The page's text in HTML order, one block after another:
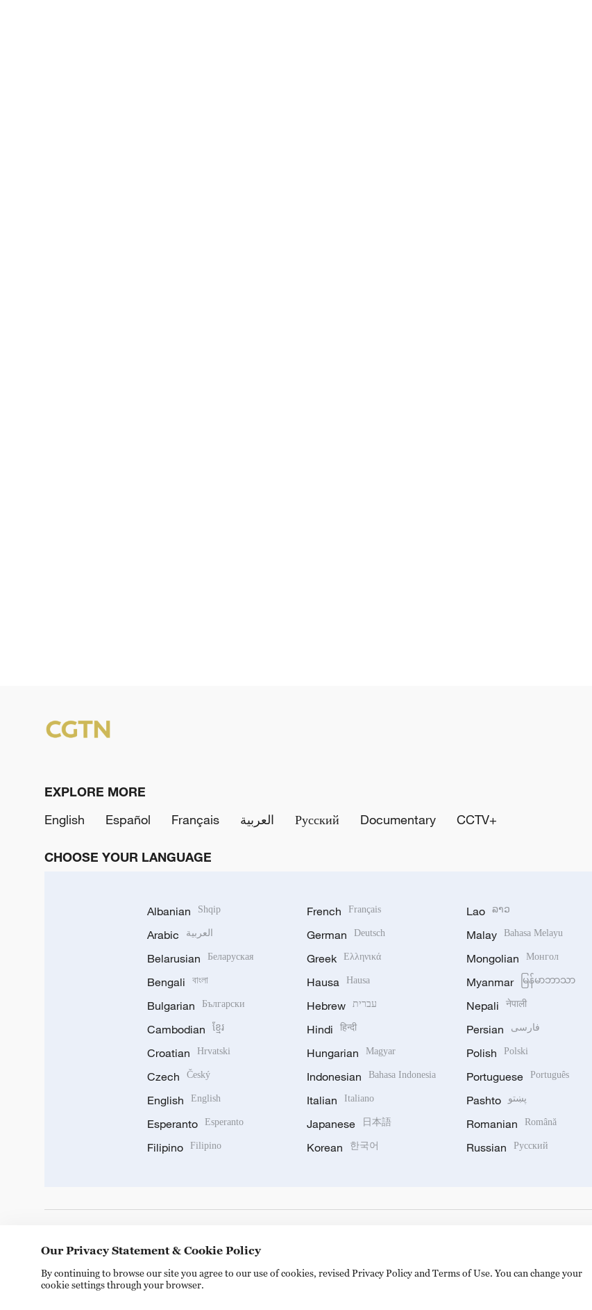
EXPLORE MORE
English
Español Français العربية Русский Documentary CCTV+
CHOOSE YOUR LANGUAGE
Albanian Shqip
Arabic العربية
Belarusian Беларуская
Bengali বাংলা
Bulgarian Български
Cambodian ខ្មែរ
Croatian Hrvatski
Czech Český
English English
Esperanto Esperanto
Filipino Filipino
French Français
German Deutsch
Greek Ελληνικά
Hausa Hausa
Hebrew עברית
Hindi हिन्दी
Hungarian Magyar
Indonesian Bahasa Indonesia
Italian Italiano
Japanese 日本語
Korean 한국어
Lao ລາວ
Malay Bahasa Melayu
Mongolian Монгол
Myanmar မြန်မာဘာသာ
Nepali नेपाली
Persian فارسی
Polish Polski
Portuguese Português
Pashto پښتو
Romanian Română
Russian Русский
Our Privacy Statement & Cookie Policy
By continuing to browse our site you agree to our use of cookies, revised Privacy Policy and Terms of Use. You can change your
cookie settings through your browser.